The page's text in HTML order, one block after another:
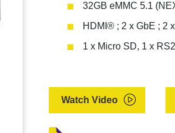
32GB eMMC 5.1
HDMI® ; 2 x GbE ; 2
1 x Micro SD, 1 x
Watch Video